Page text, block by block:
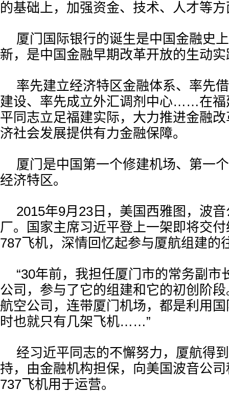
的基础上，加强资金、技术、人才等方
厦门国际银行的诞生是中国金融史
新，是中国金融早期改革开放的生动
率先建立经济特区金融体系、率先
建设、率先成立外汇调剂中心……在福
平同志立足福建实际，大力推进金融
济社会发展提供有力金融保障。
厦门是中国第一个修建机场、第一
经济特区。
2015年9月23日，美国西雅图，波
厂。国家主席习近平登上一架即将交
787飞机，深情回忆起参与厦航组建的
“30年前，我担任厦门市的常务副市
公司，参与了它的组建和它的初创阶
航空公司，连带厦门机场，都是利用
时也就只有几架飞机……”
经习近平同志的不懈努力，厦航得
持，由金融机构担保，向美国波音公
737飞机用于运营。